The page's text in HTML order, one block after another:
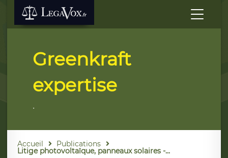
Greenkraft
expertise
.
Accueil Publications
Litige photovoltaïque, panneaux solaires -...